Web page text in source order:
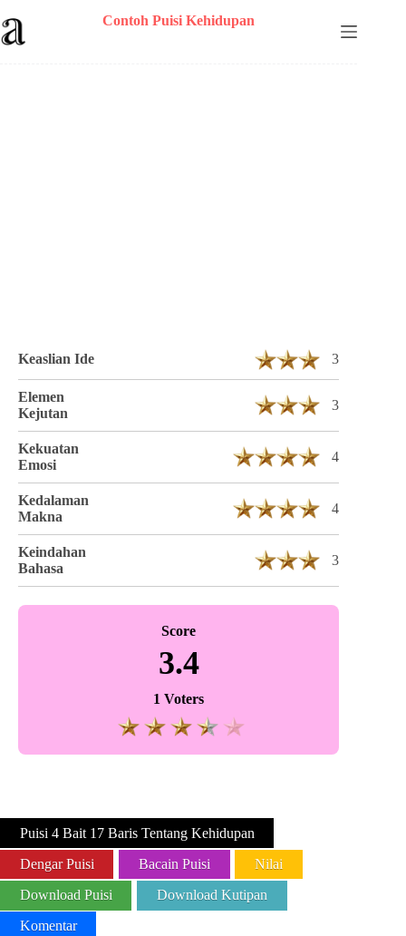
to
content
Contoh Puisi Kehidupan
Keaslian Ide 3
Elemen
Kejutan
3
Kekuatan
Emosi
4
Kedalaman
Makna
4
Keindahan
Bahasa
3
Score
3.4
1 Voters
Puisi 4 Bait 17 Baris Tentang Kehidupan
Dengar Puisi Bacain Puisi Nilai
Download Puisi Download Kutipan
Komentar